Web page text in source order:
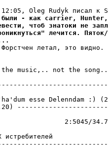
были - как carrier,
чтоб знатоки не
лечится.
летал, это видно.
music,.. not the
esse Delenndam :)
14
2:5045/
- ТТХ